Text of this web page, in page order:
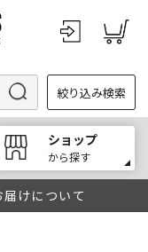
絞り込み検索
ショップ
から探す
けについて